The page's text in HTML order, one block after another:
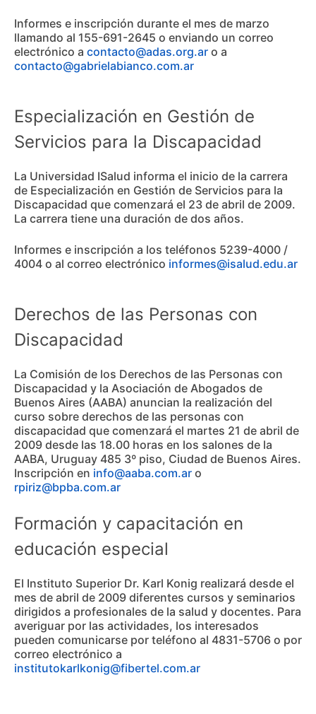
Informes e inscripción durante el mes de marzo
llamando al 155-691-2645 o enviando un correo
electrónico a contacto@adas.org.ar o a
contacto@gabrielabianco.com.ar
Especialización en Gestión de
Servicios para la Discapacidad
La Universidad ISalud informa el inicio de la carrera
de Especialización en Gestión de Servicios para la
Discapacidad que comenzará el 23 de abril de 2009.
La carrera tiene una duración de dos años.
Informes e inscripción a los teléfonos 5239-4000 /
4004 o al correo electrónico informes@isalud.edu.ar
Derechos de las Personas con
Discapacidad
La Comisión de los Derechos de las Personas con
Discapacidad y la Asociación de Abogados de
Buenos Aires (AABA) anuncian la realización del
curso sobre derechos de las personas con
discapacidad que comenzará el martes 21 de abril de
2009 desde las 18.00 horas en los salones de la
AABA, Uruguay 485 3º piso, Ciudad de Buenos Aires.
Inscripción en info@aaba.com.ar o
rpiriz@bpba.com.ar
Formación y capacitación en
educación especial
El Instituto Superior Dr. Karl Konig realizará desde el
mes de abril de 2009 diferentes cursos y seminarios
dirigidos a profesionales de la salud y docentes. Para
averiguar por las actividades, los interesados
pueden comunicarse por teléfono al 4831-5706 o por
correo electrónico a
institutokarlkonig@fibertel.com.ar